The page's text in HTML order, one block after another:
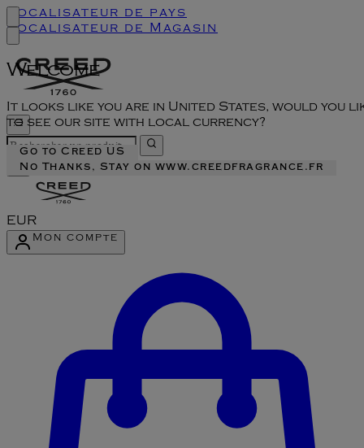
Welcome
It looks like you are in United States, would you
to see our site with local currency?
Go to Creed US
No Thanks, Stay on www.creedfragrance.fr
Localisateur de pays
Localisateur de Magasin
EUR
Mon compte